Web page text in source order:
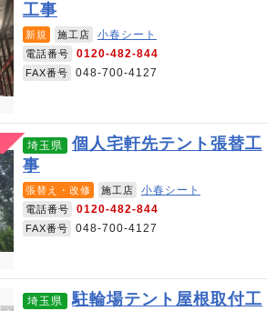
工事
新規 施工店 小春シート
電話番号 0120-482-844
FAX番号 048-700-4127
埼玉県
個人宅軒先テント張替工
事
張替え・改修 施工店 小春シート
電話番号 0120-482-844
FAX番号 048-700-4127
埼玉県
駐輪場テント屋根取付工